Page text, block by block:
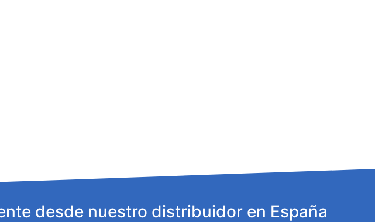
desde nuestro distribuidor en España